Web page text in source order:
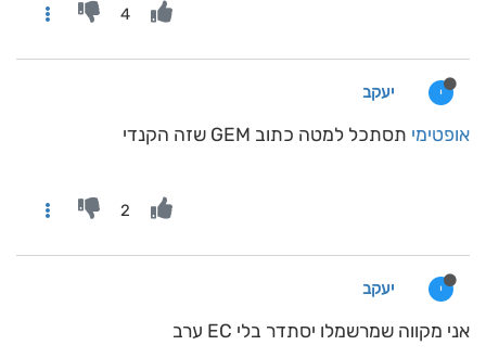
4
י יעקב
אופטימי תסתכל למטה כתוב GEM שזה הקנדי
2
י יעקב
אני מקווה שמרשמלו יסתדר בלי EC ערב